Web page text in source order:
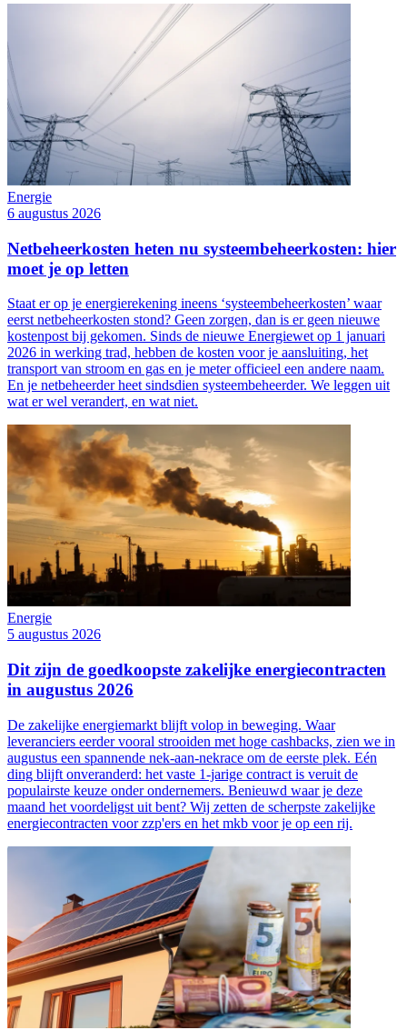
Energie
6 augustus 2026
Netbeheerkosten heten nu systeembeheerkosten: hier
moet je op letten
Staat er op je energierekening ineens ‘systeembeheerkosten’ waar
eerst netbeheerkosten stond? Geen zorgen, dan is er geen nieuwe
kostenpost bij gekomen. Sinds de nieuwe Energiewet op 1 januari
2026 in werking trad, hebben de kosten voor je aansluiting, het
transport van stroom en gas en je meter officieel een andere naam.
En je netbeheerder heet sindsdien systeembeheerder. We leggen uit
wat er wel verandert, en wat niet.
Energie
5 augustus 2026
Dit zijn de goedkoopste zakelijke energiecontracten
in augustus 2026
De zakelijke energiemarkt blijft volop in beweging. Waar
leveranciers eerder vooral strooiden met hoge cashbacks, zien we in
augustus een spannende nek-aan-nekrace om de eerste plek. Eén
ding blijft onveranderd: het vaste 1-jarige contract is veruit de
populairste keuze onder ondernemers. Benieuwd waar je deze
maand het voordeligst uit bent? Wij zetten de scherpste zakelijke
energiecontracten voor zzp'ers en het mkb voor je op een rij.